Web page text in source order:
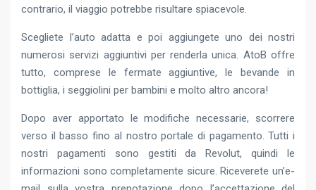
contrario, il viaggio potrebbe risultare spiacevole.
Scegliete l’auto adatta e poi aggiungete uno dei nostri
numerosi servizi aggiuntivi per renderla unica. AtoB offre
tutto, comprese le fermate aggiuntive, le bevande in
bottiglia, i seggiolini per bambini e molto altro ancora!
Dopo aver apportato le modifiche necessarie, scorrere
verso il basso fino al nostro portale di pagamento. Tutti i
nostri pagamenti sono gestiti da Revolut, quindi le
informazioni sono completamente sicure. Riceverete un’e-